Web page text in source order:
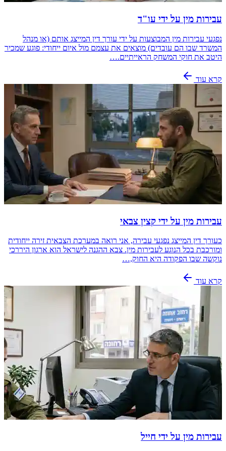
עבירות מין על ידי עו"ד
נפגעי עבירות מין המבוצעות על ידי עורך דין המייצג אותם (או מנהל
המשרד שבו הם עובדים) מוצאים את עצמם מול איום ייחודי: פוגע שמכיר
היטב את חוקי המשחק הראייתיים.…
קרא עוד
עבירות מין על ידי קצין צבאי
כעורך דין המייצג נפגעי עבירה, אני רואה במערכת הצבאית זירה ייחודית
ומורכבת בכל הנוגע לעבירות מין. צבא ההגנה לישראל הוא ארגון היררכי
נוקשה שבו הפקודה היא החוק,…
קרא עוד
עבירות מין על ידי חייל